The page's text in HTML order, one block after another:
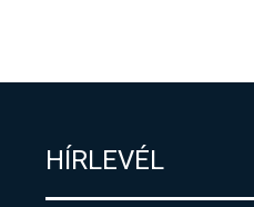
HÍRLEVÉL